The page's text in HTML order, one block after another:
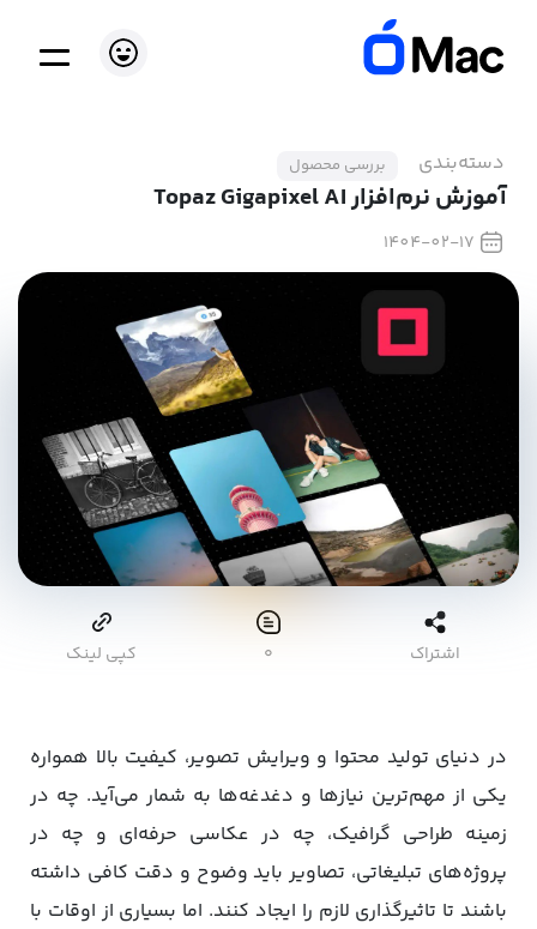
دسته‌بندی بررسی محصول
آموزش نرم‌افزار Topaz Gigapixel AI
1404-02-17
اشتراک ۰ کپی لینک
در دنیای تولید محتوا و ویرایش تصویر، کیفیت بالا همواره
یکی از مهم‌ترین نیازها و دغدغه‌ها به شمار می‌آید. چه در
زمینه طراحی گرافیک، چه در عکاسی حرفه‌ای و چه در
پروژه‌های تبلیغاتی، تصاویر باید وضوح و دقت کافی داشته
باشند تا تاثیرگذاری لازم را ایجاد کنند. اما بسیاری از اوقات با